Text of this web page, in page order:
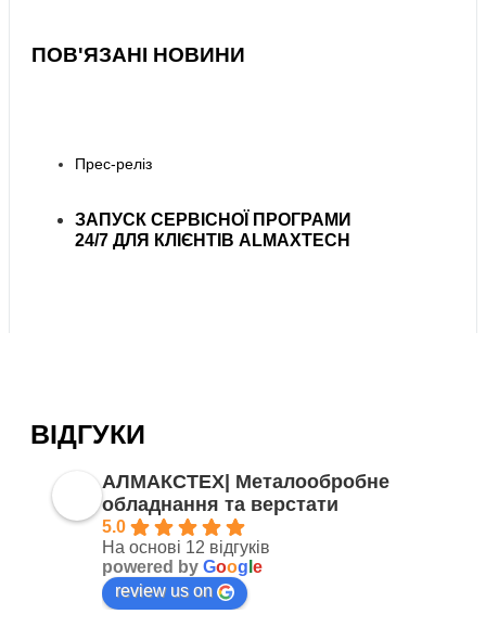
ПОВ'ЯЗАНІ НОВИНИ
Прес-реліз
ЗАПУСК СЕРВІСНОЇ ПРОГРАМИ
24/7 ДЛЯ КЛІЄНТІВ ALMAXTECH
ВІДГУКИ
АЛМАКСТЕХ| Металообробне
обладнання та верстати
5.0
На основі 12 відгуків
powered by Goog e
review us on